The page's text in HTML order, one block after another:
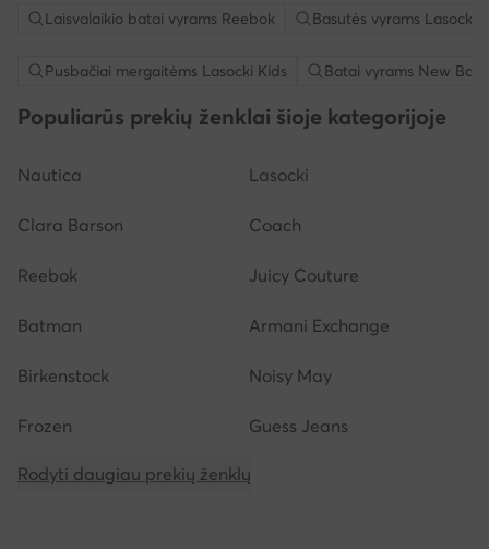
Laisvalaikio batai vyrams Reebok Basutės vyrams Lasocki
Pusbačiai mergaitėms Lasocki Kids Batai vyrams New
Populiarūs prekių ženklai šioje kategorijoje
Nautica Lasocki
Clara Barson Coach
Reebok Juicy Couture
Batman Armani Exchange
Birkenstock Noisy May
Frozen Guess Jeans
Rodyti daugiau prekių ženklų